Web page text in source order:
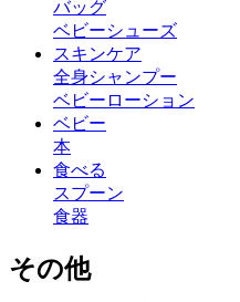
バッグ
ベビーシューズ
スキンケア
全身シャンプー
ベビーローション
ベビー
本
食べる
スプーン
食器
その他